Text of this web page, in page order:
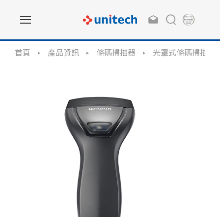
首頁 產品資訊 條碼掃描器 光罩式條碼掃描器